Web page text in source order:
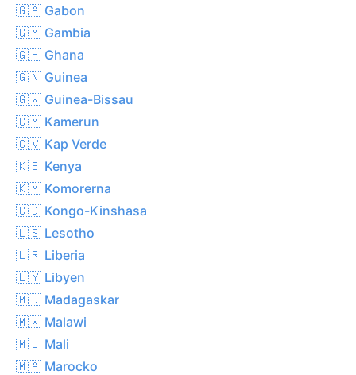
🇬🇦 Gabon
🇬🇲 Gambia
🇬🇭 Ghana
🇬🇳 Guinea
🇬🇼 Guinea-Bissau
🇨🇲 Kamerun
🇨🇻 Kap Verde
🇰🇪 Kenya
🇰🇲 Komorerna
🇨🇩 Kongo-Kinshasa
🇱🇸 Lesotho
🇱🇷 Liberia
🇱🇾 Libyen
🇲🇬 Madagaskar
🇲🇼 Malawi
🇲🇱 Mali
🇲🇦 Marocko